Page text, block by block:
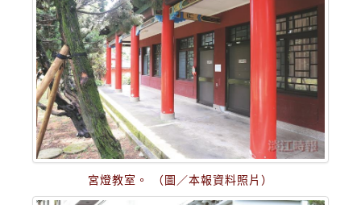
宮燈教室。 （圖／本報資料照片）